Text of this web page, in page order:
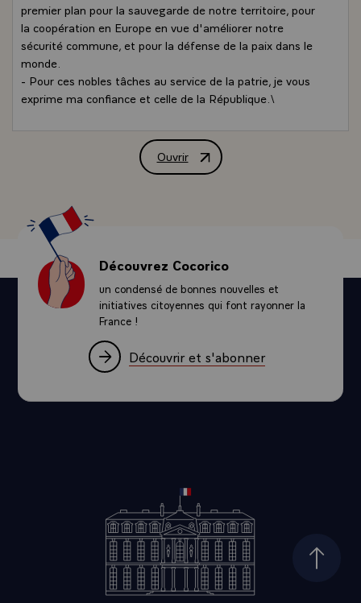
premier plan pour la sauvegarde de notre territoire, pour
la coopération en Europe en vue d'améliorer notre
sécurité commune, et pour la défense de la paix dans le
monde.
- Pour ces nobles tâches au service de la patrie, je vous
exprime ma confiance et celle de la République.\
Ouvrir
Message de M. François Mitterrand,
Découvrez Cocorico
un condensé de bonnes nouvelles et
initiatives citoyennes qui font rayonner la
France !
Découvrir et s'abonner
Haut